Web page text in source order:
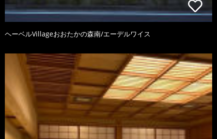
ヘーベルVillageおおたかの森南/エーデルワイス